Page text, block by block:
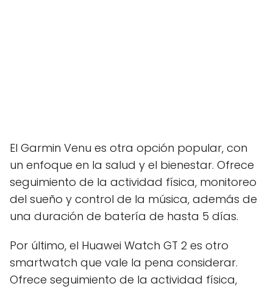
El Garmin Venu es otra opción popular, con
un enfoque en la salud y el bienestar. Ofrece
seguimiento de la actividad física, monitoreo
del sueño y control de la música, además de
una duración de batería de hasta 5 días.
Por último, el Huawei Watch GT 2 es otro
smartwatch que vale la pena considerar.
Ofrece seguimiento de la actividad física,